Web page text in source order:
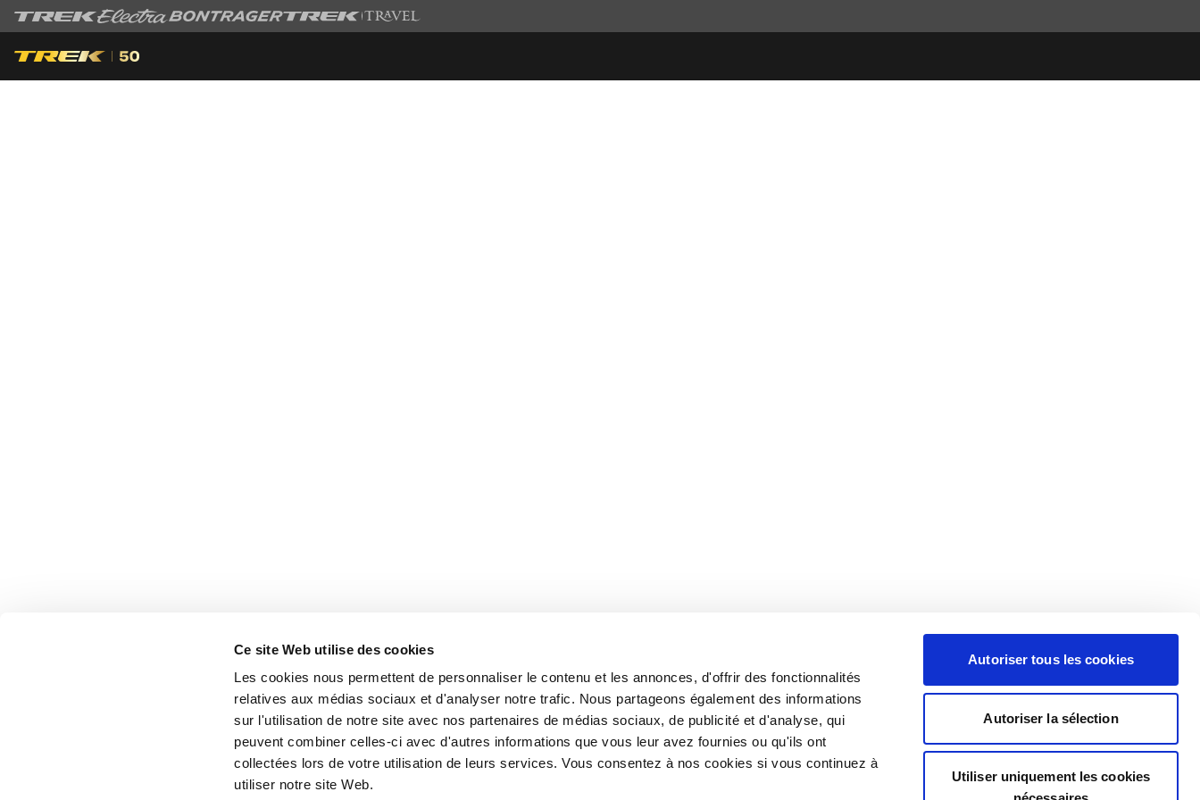
Ce site Web utilise des cookies
Les cookies nous permettent de personnaliser le contenu et les annonces, d'offrir des fonctionnalités
relatives aux médias sociaux et d'analyser notre trafic. Nous partageons également des informations
sur l'utilisation de notre site avec nos partenaires de médias sociaux, de publicité et d'analyse, qui
peuvent combiner celles-ci avec d'autres informations que vous leur avez fournies ou qu'ils ont
collectées lors de votre utilisation de leurs services. Vous consentez à nos cookies si vous continuez à
utiliser notre site Web.
Autoriser tous les cookies
Autoriser la sélection
Utiliser uniquement les cookies